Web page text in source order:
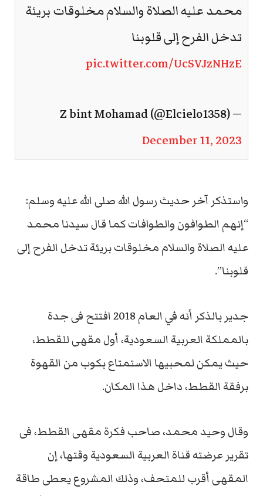
محمد عليه الصلاة والسلام مخلوقات بريئة
تدخل الفرح إلى قلوبنا
pic.twitter.com/UcSVJzNHzE
— Z bint Mohamad (@Elcielo1358)
December 11, 2023
واستذكر آخر حديث رسول الله صلى الله عليه وسلم:
“إنهم الطوافون والطوافات كما قال سيدنا محمد
عليه الصلاة والسلام مخلوقات بريئة تدخل الفرح إلى
قلوبنا”.
جدير بالذكر أنه في العام 2018 افتتح فى جدة
بالمملكة العربية السعودية، أول مقهى للقطط،
حيث يمكن لمحبيها الاستمتاع بكوب من القهوة
برفقة القطط، داخل هذا المكان.
وقال وحيد محمد، صاحب فكرة مقهى القطط، فى
تقرير عرضته قناة العربية السعودية وقتها، إن
المقهى أقرب للمتحف، وذلك المشروع يعطى طاقة